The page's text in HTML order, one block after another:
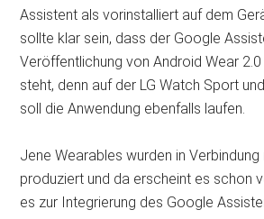
Assistent als vorinstalliert auf dem
sollte klar sein, dass der Google
Veröffentlichung von Android Wear 2.0
steht, denn auf der LG Watch Sport
soll die Anwendung ebenfalls laufen.
Jene Wearables wurden in
produziert und da erscheint es schon
es zur Integrierung des Google